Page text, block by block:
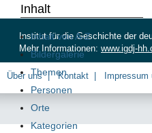
Inhalt
Inhalt von A-Z
Bildergalerie
Themen
Personen
Orte
Kategorien
Institut für die Geschichte der
Mehr Informationen: www.igdj-
Über uns Kontakt